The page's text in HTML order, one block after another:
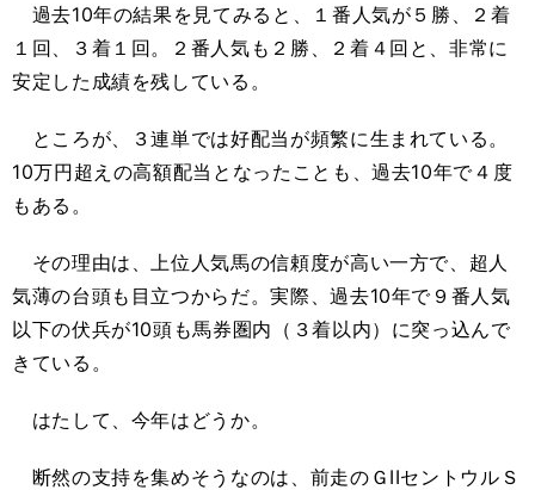
過去10年の結果を見てみると、１番人気が５勝、２着
１回、３着１回。２番人気も２勝、２着４回と、非常に
安定した成績を残している。
ところが、３連単では好配当が頻繁に生まれている。
10万円超えの高額配当となったことも、過去10年で４度
もある。
その理由は、上位人気馬の信頼度が高い一方で、超人
気薄の台頭も目立つからだ。実際、過去10年で９番人気
以下の伏兵が10頭も馬券圏内（３着以内）に突っ込んで
きている。
はたして、今年はどうか。
断然の支持を集めそうなのは、前走のＧIIセントウルＳ